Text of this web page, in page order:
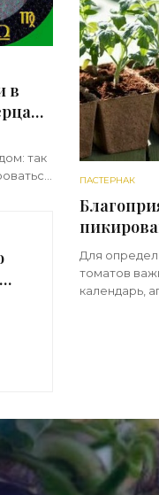
в
так
ПАСТЕРНАК
лунному
лучшие
Для
томатов
календарь,